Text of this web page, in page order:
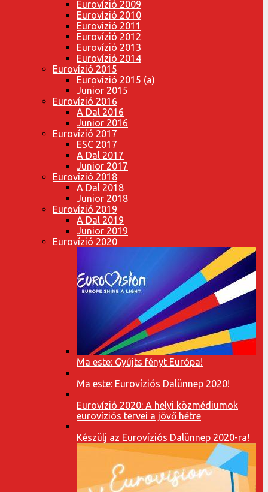
Eurovízió 2009
Eurovízió 2010
Eurovízió 2011
Eurovízió 2012
Eurovízió 2013
Eurovízió 2014
Eurovízió 2015
Eurovízió 2015 (a)
Junior 2015
Eurovízió 2016
A Dal 2016
Junior 2016
Eurovízió 2017
ESC 2017
A Dal 2017
Junior 2017
Eurovízió 2018
A Dal 2018
Junior 2018
Eurovízió 2019
A Dal 2019
Junior 2019
Eurovízió 2020
Ma este: Gyújts fényt Európa!
Ma este: Eurovíziós Dalünnep 2020!
Eurovízió 2020: A helyi közmédiumok
eurovíziós tervei a jövő hétre
Készülj az Eurovíziós Dalünnep 2020-ra!